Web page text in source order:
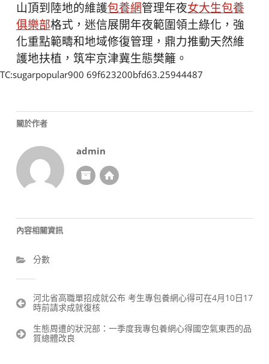
山頂到陸地的維護包養網管理年夜女大生包養
俱樂部格式，迷信展開年夜範圍領土綠化，強
化重點範疇和地域修復管理，鼎力推動天然維
護地扶植，筑牢京津冀生態樊籬。
TC:sugarpopular900 69f623200bfd63.25944487
關於作者
admin
內容相關資訊
分數
文
章
覽
河北省高職單招成就公布 考生專包養網心得可在4月10日17
時前請求成就復核
生態周遭的狀況部：一季度我專包養網心得國空氣東西的品
質總體改良